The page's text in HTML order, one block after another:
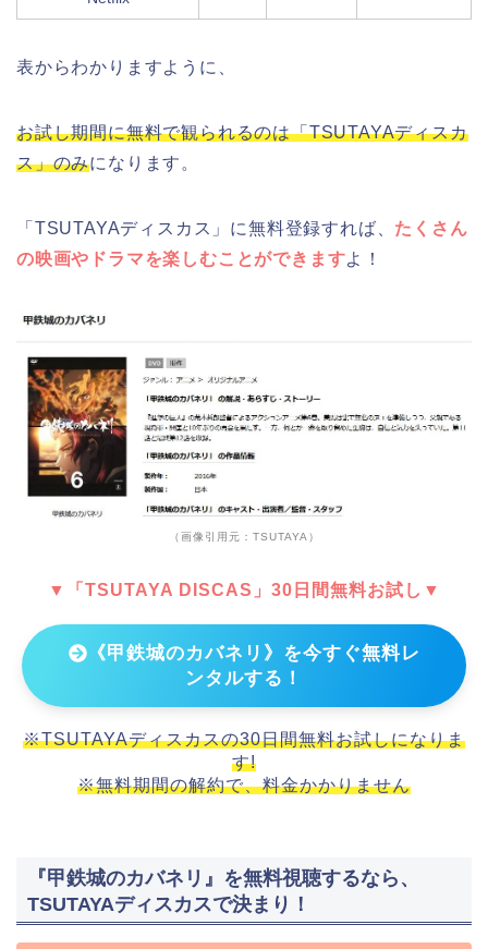
表からわかりますように、
お試し期間に無料で観られるのは「TSUTAYAディスカ
ス」のみになります。
「TSUTAYAディスカス」に無料登録すれば、 たくさん
の映画やドラマを楽しむことができますよ！
（画像引用元：TSUTAYA）
▼「TSUTAYA DISCAS」30日間無料お試し▼
《甲鉄城のカバネリ》を今すぐ無料レ
ンタルする！
※TSUTAYAディスカスの30日間無料お試しになりま
す!
※無料期間の解約で、料金かかりません
『甲鉄城のカバネリ』を無料視聴するなら、
TSUTAYAディスカスで決まり！